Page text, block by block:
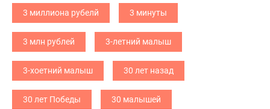
3 миллиона рубелй 3 минуты
3 млн рублей 3-летний малыш
3-хоетний малыш 30 лет назад
30 лет Победы 30 малышей